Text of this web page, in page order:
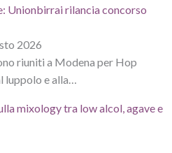
Unionbirrai rilancia concorso
2026
riuniti a Modena per Hop
luppolo e alla…